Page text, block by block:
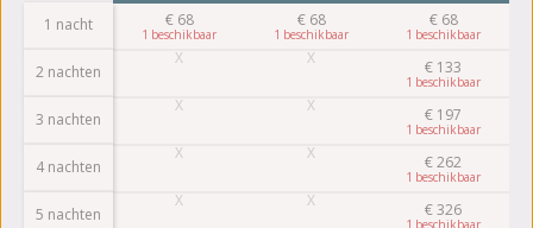
1 nacht
2 nachten
3 nachten
4 nachten
5 nachten
€ 68
1
€ 68
1
€ 68
1
€ 133
1
€ 197
1
€262
1
€326